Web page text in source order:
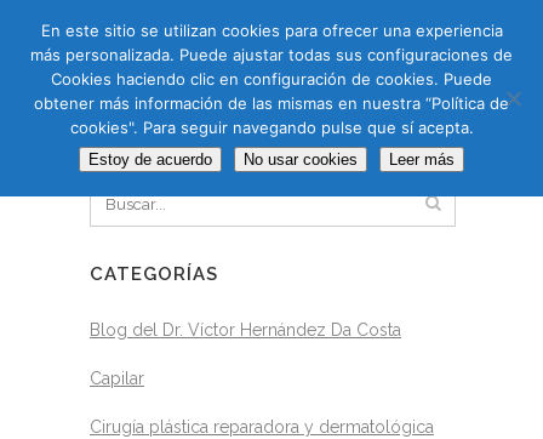
CAT ENG
BUSCAR
CATEGORÍAS
Blog del Dr. Víctor Hernández Da Costa
Capilar
Cirugía plástica reparadora y dermatológica
En este sitio se utilizan cookies para ofrecer una experiencia
más personalizada. Puede ajustar todas sus configuraciones de
Cookies haciendo clic en configuración de cookies. Puede
obtener más información de las mismas en nuestra “Política de
cookies". Para seguir navegando pulse que sí acepta.
Estoy de acuerdo No usar cookies Leer más